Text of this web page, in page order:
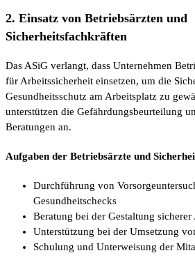
2. Einsatz von Betriebsärzten und
Sicherheitsfachkräften
Das ASiG verlangt, dass Unternehmen
für Arbeitssicherheit einsetzen, um die
Gesundheitsschutz am Arbeitsplatz zu
unterstützen die Gefährdungsbeurteilung
Beratungen an.
Aufgaben der Betriebsärzte und
Durchführung von
Gesundheitschecks
Beratung bei der Gestaltung
Unterstützung bei der Umsetzung
Schulung und Unterweisung der